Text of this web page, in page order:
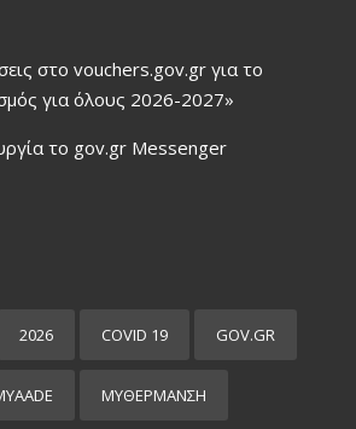
στο vouchers.gov.gr για το
για όλους 2026-2027»
το gov.gr Μessenger
2026 COVID 19 GOV.GR
MYΘΈΡΜΑΝΣΗ